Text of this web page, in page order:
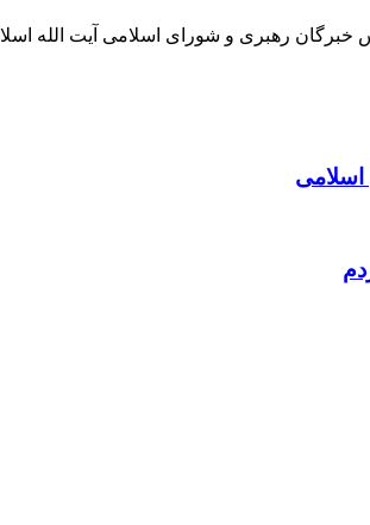
خبرگان رهبری و شورای اسلامی آیت
اسلامی